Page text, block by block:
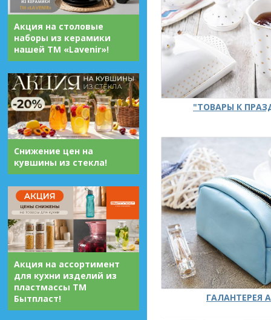
Акция на столовые
наборы из керамики
нашей ТМ «Lavenir»!
Снижение цен на
кувшины из стекла!
Акция на ассортимент
для кухни изделий из
пластмассы ТМ
Бытпласт!
"ТОВАРЫ К
ГАЛАНТЕРЕЯ